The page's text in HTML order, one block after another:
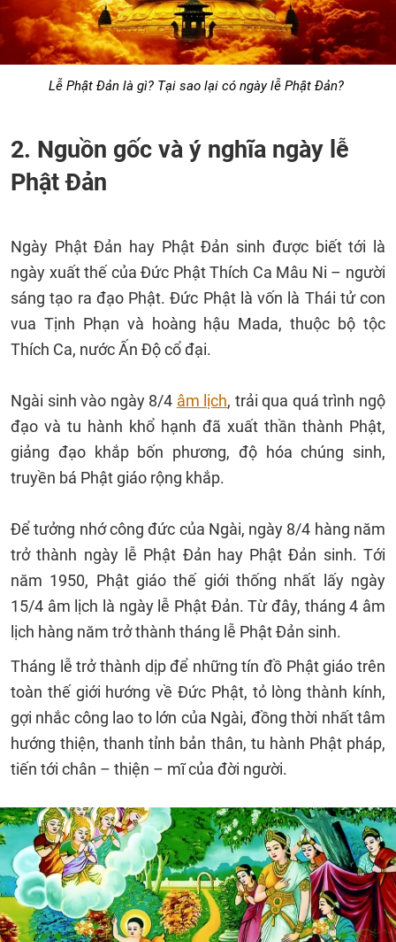
Lễ Phật Đản là gì? Tại sao lại có ngày lễ Phật Đản?
2. Nguồn gốc và ý nghĩa ngày lễ
Phật Đản
Ngày Phật Đản hay Phật Đản sinh được biết tới là
ngày xuất thế của Đức Phật Thích Ca Mâu Ni – người
sáng tạo ra đạo Phật. Đức Phật là vốn là Thái tử con
vua Tịnh Phạn và hoàng hậu Mada, thuộc bộ tộc
Thích Ca, nước Ấn Độ cổ đại.
Ngài sinh vào ngày 8/4 âm lịch, trải qua quá trình ngộ
đạo và tu hành khổ hạnh đã xuất thần thành Phật,
giảng đạo khắp bốn phương, độ hóa chúng sinh,
truyền bá Phật giáo rộng khắp.
Để tưởng nhớ công đức của Ngài, ngày 8/4 hàng năm
trở thành ngày lễ Phật Đản hay Phật Đản sinh. Tới
năm 1950, Phật giáo thế giới thống nhất lấy ngày
15/4 âm lịch là ngày lễ Phật Đản. Từ đây, tháng 4 âm
lịch hàng năm trở thành tháng lễ Phật Đản sinh.
Tháng lễ trở thành dịp để những tín đồ Phật giáo trên
toàn thế giới hướng về Đức Phật, tỏ lòng thành kính,
gợi nhắc công lao to lớn của Ngài, đồng thời nhất tâm
hướng thiện, thanh tỉnh bản thân, tu hành Phật pháp,
tiến tới chân – thiện – mĩ của đời người.